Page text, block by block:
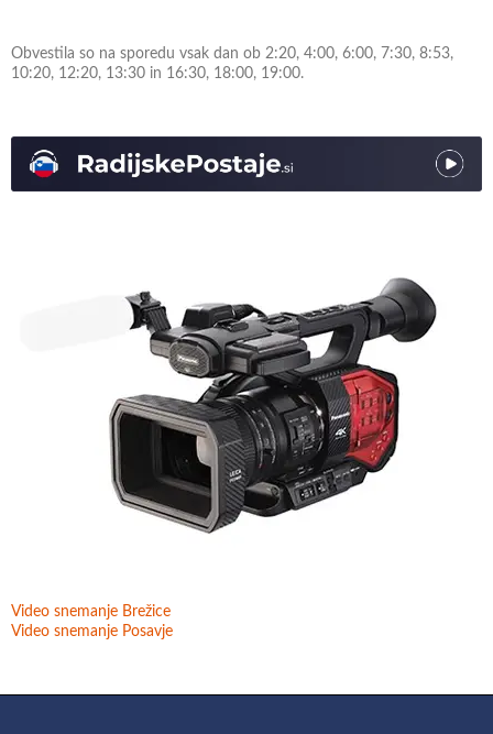
Obvestila so na sporedu vsak dan ob 2:20, 4:00, 6:00, 7:30, 8:53,
10:20, 12:20, 13:30 in 16:30, 18:00, 19:00.
Video snemanje Brežice
Video snemanje Posavje